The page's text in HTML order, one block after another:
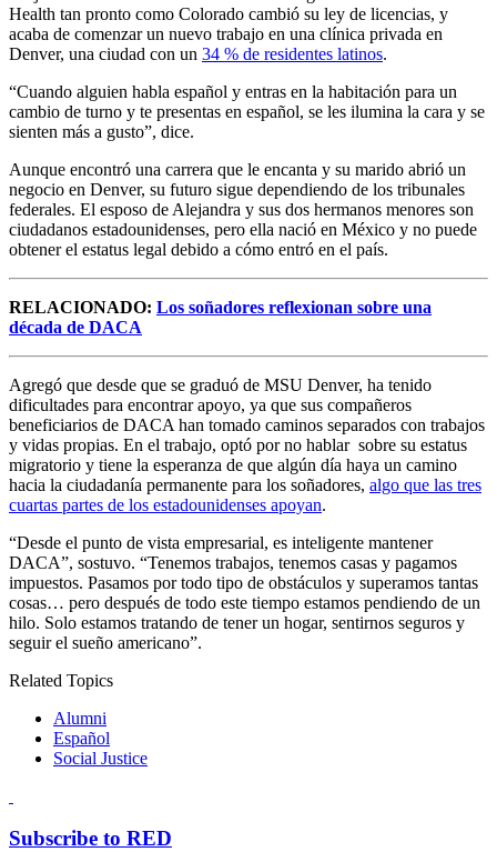
Health tan pronto como Colorado cambió su ley de licencias, y
acaba de comenzar un nuevo trabajo en una clínica privada en
Denver, una ciudad con un 34 % de residentes latinos.
“Cuando alguien habla español y entras en la habitación para un
cambio de turno y te presentas en español, se les ilumina la cara y se
sienten más a gusto”, dice.
Aunque encontró una carrera que le encanta y su marido abrió un
negocio en Denver, su futuro sigue dependiendo de los tribunales
federales. El esposo de Alejandra y sus dos hermanos menores son
ciudadanos estadounidenses, pero ella nació en México y no puede
obtener el estatus legal debido a cómo entró en el país.
RELACIONADO: Los soñadores reflexionan sobre una
década de DACA
Agregó que desde que se graduó de MSU Denver, ha tenido
dificultades para encontrar apoyo, ya que sus compañeros
beneficiarios de DACA han tomado caminos separados con trabajos
y vidas propias. En el trabajo, optó por no hablar sobre su estatus
migratorio y tiene la esperanza de que algún día haya un camino
hacia la ciudadanía permanente para los soñadores, algo que las tres
cuartas partes de los estadounidenses apoyan.
“Desde el punto de vista empresarial, es inteligente mantener
DACA”, sostuvo. “Tenemos trabajos, tenemos casas y pagamos
impuestos. Pasamos por todo tipo de obstáculos y superamos tantas
cosas… pero después de todo este tiempo estamos pendiendo de un
hilo. Solo estamos tratando de tener un hogar, sentirnos seguros y
seguir el sueño americano”.
Related Topics
Alumni
Español
Social Justice
Subscribe to RED